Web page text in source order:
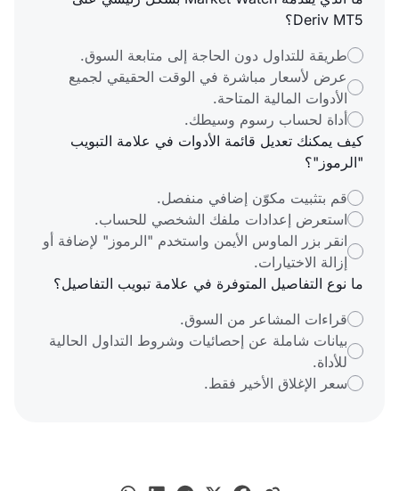
Deriv MT5؟
طريقة للتداول دون الحاجة إلى متابعة السوق.
عرض لأسعار مباشرة في الوقت الحقيقي لجميع
الأدوات المالية المتاحة.
أداة لحساب رسوم وسيطك.
كيف يمكنك تعديل قائمة الأدوات في علامة التبويب
"الرموز"؟
قم بتثبيت مكوّن إضافي منفصل.
استعرض إعدادات ملفك الشخصي للحساب.
انقر بزر الماوس الأيمن واستخدم "الرموز" لإضافة أو
إزالة الاختيارات.
ما نوع التفاصيل المتوفرة في علامة تبويب التفاصيل؟
قراءات المشاعر من السوق.
بيانات شاملة عن إحصائيات وشروط التداول الحالية
للأداة.
سعر الإغلاق الأخير فقط.